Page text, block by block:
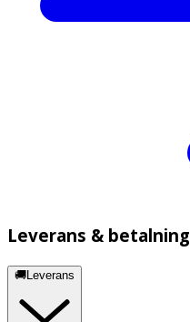
Leverans & betalning
🚚Leverans